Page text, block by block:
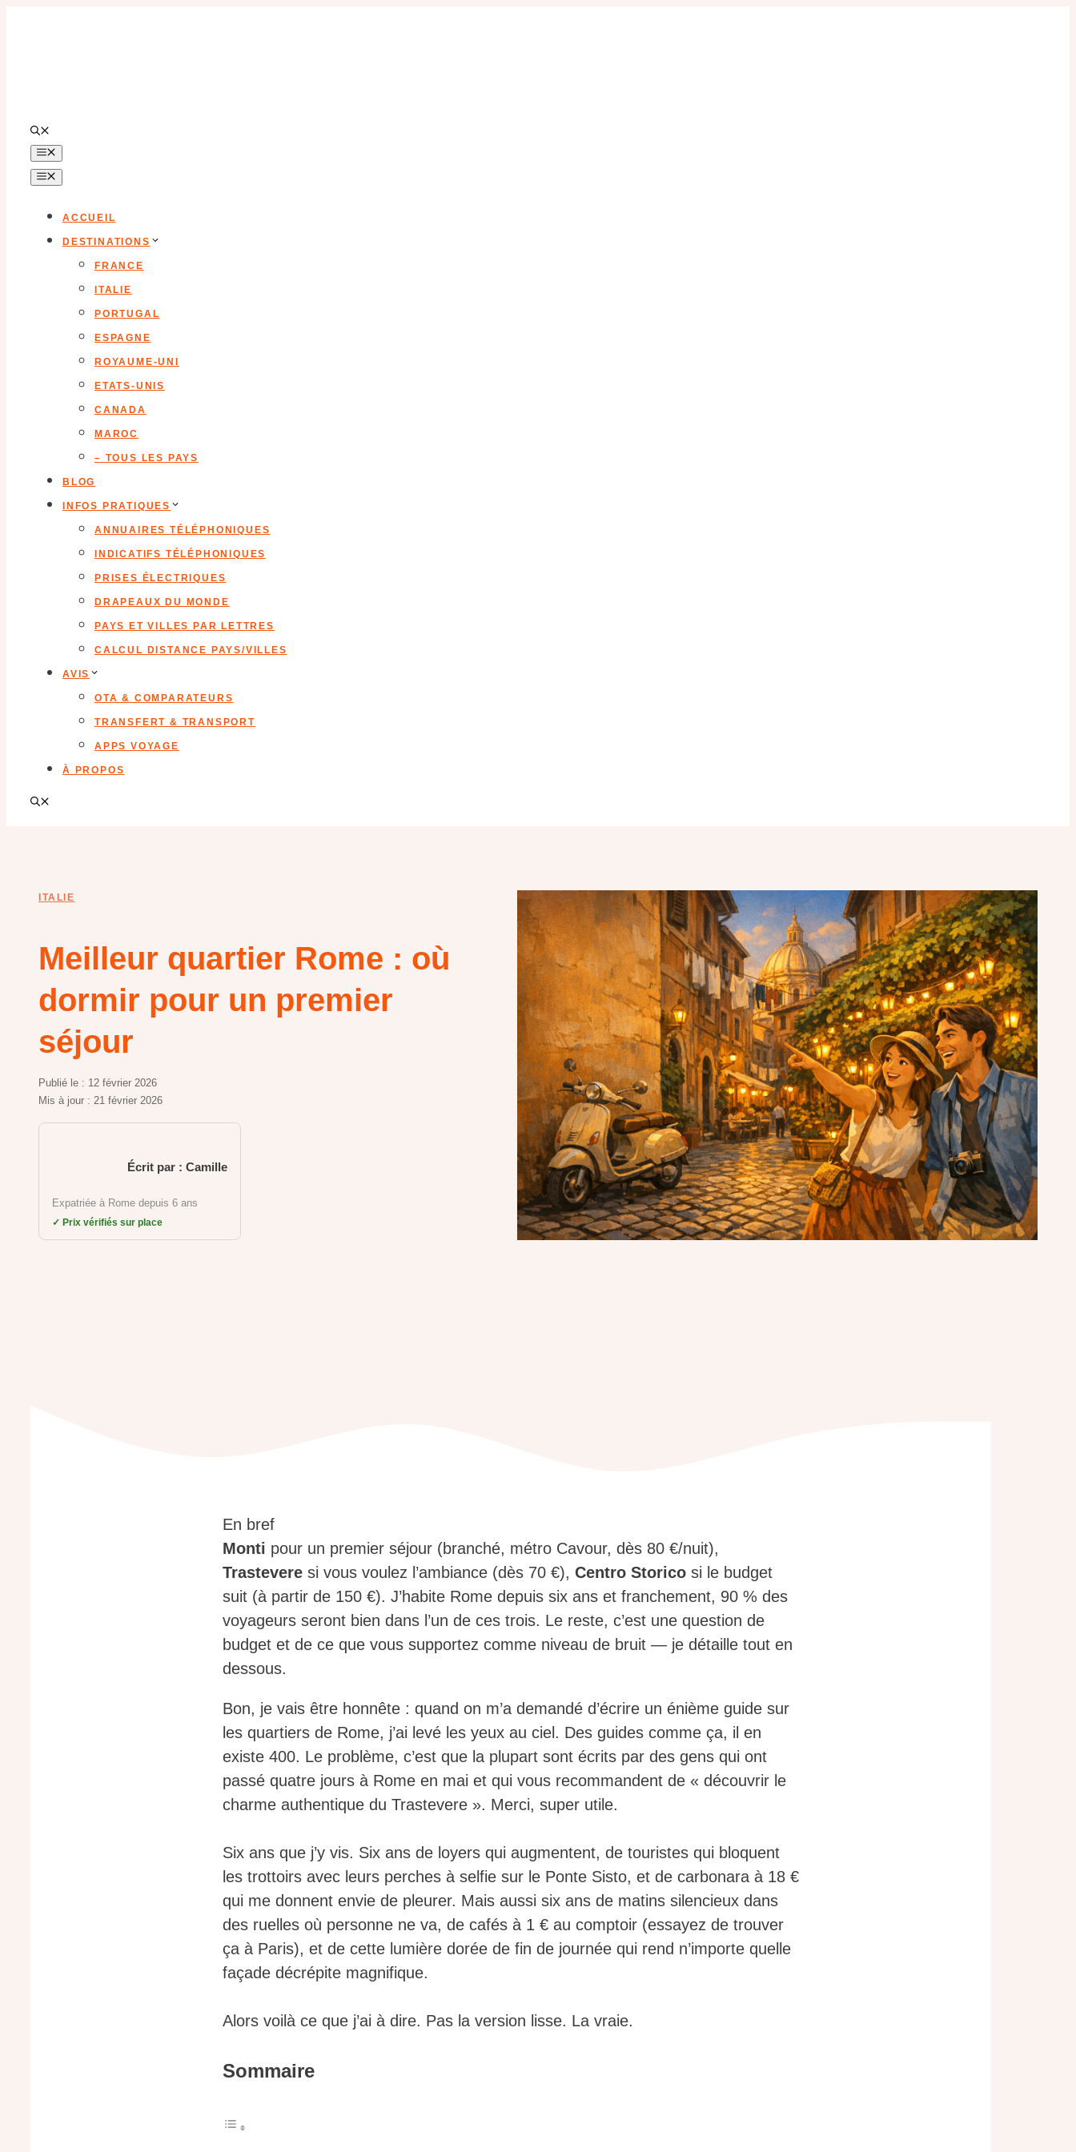
ACCUEIL
DESTINATIONS
FRANCE
ITALIE
PORTUGAL
ESPAGNE
ROYAUME-UNI
ETATS-UNIS
CANADA
MAROC
– TOUS LES PAYS
BLOG
INFOS PRATIQUES
ANNUAIRES TÉLÉPHONIQUES
INDICATIFS TÉLÉPHONIQUES
PRISES ÉLECTRIQUES
DRAPEAUX DU MONDE
PAYS ET VILLES PAR LETTRES
CALCUL DISTANCE PAYS/VILLES
AVIS
OTA & COMPARATEURS
TRANSFERT & TRANSPORT
APPS VOYAGE
À PROPOS
ITALIE
Meilleur quartier Rome : où
dormir pour un premier
séjour
Publié le : 12 février 2026
Mis à jour : 21 février 2026
Écrit par : Camille
Expatriée à Rome depuis 6 ans
✓ Prix vérifiés sur place
En bref
Monti pour un premier séjour (branché, métro Cavour, dès 80 €/nuit),
Trastevere si vous voulez l’ambiance (dès 70 €), Centro Storico si le budget
suit (à partir de 150 €). J’habite Rome depuis six ans et franchement, 90 % des
voyageurs seront bien dans l’un de ces trois. Le reste, c’est une question de
budget et de ce que vous supportez comme niveau de bruit — je détaille tout en
dessous.
Bon, je vais être honnête : quand on m’a demandé d’écrire un énième guide sur
les quartiers de Rome, j’ai levé les yeux au ciel. Des guides comme ça, il en
existe 400. Le problème, c’est que la plupart sont écrits par des gens qui ont
passé quatre jours à Rome en mai et qui vous recommandent de « découvrir le
charme authentique du Trastevere ». Merci, super utile.
Six ans que j’y vis. Six ans de loyers qui augmentent, de touristes qui bloquent
les trottoirs avec leurs perches à selfie sur le Ponte Sisto, et de carbonara à 18 €
qui me donnent envie de pleurer. Mais aussi six ans de matins silencieux dans
des ruelles où personne ne va, de cafés à 1 € au comptoir (essayez de trouver
ça à Paris), et de cette lumière dorée de fin de journée qui rend n’importe quelle
façade décrépite magnifique.
Alors voilà ce que j’ai à dire. Pas la version lisse. La vraie.
Sommaire